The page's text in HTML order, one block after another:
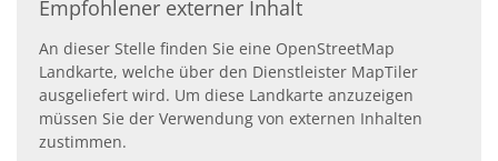
Empfohlener externer Inhalt
An dieser Stelle finden Sie eine OpenStreetMap
Landkarte, welche über den Dienstleister MapTiler
ausgeliefert wird. Um diese Landkarte anzuzeigen
müssen Sie der Verwendung von externen Inhalten
zustimmen.